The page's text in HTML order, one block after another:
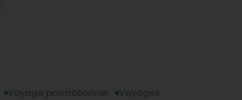
Voyage promotionnel Voyages